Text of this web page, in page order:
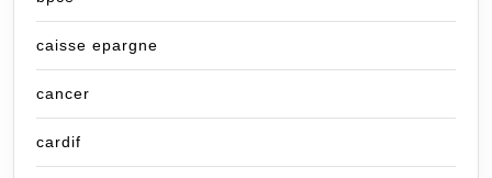
caisse epargne
cancer
cardif